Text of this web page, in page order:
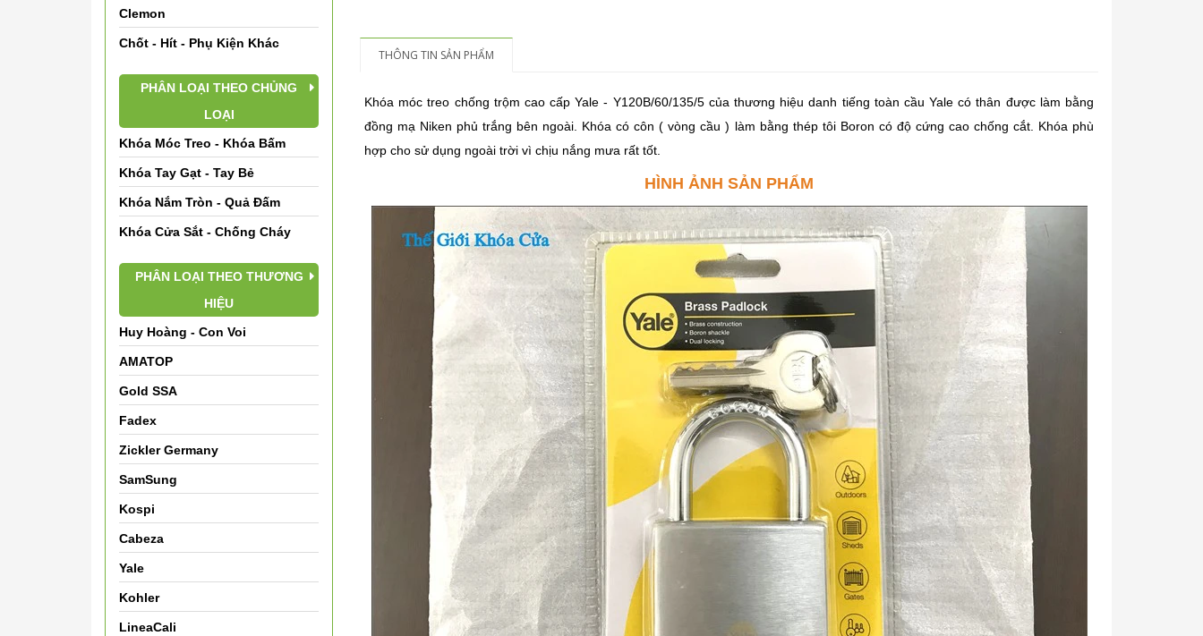
THÔNG TIN SẢN PHẨM
Khóa móc treo chống trộm cao cấp Yale - Y120B/60/135/5 của thương hiệu danh tiếng toàn cầu Yale có thân được làm bằng
đồng mạ Niken phủ trắng bên ngoài. Khóa có côn ( vòng cầu ) làm bằng thép tôi Boron có độ cứng cao chống cắt. Khóa phù
hợp cho sử dụng ngoài trời vì chịu nắng mưa rất tốt.
HÌNH ẢNH SẢN PHẨM
Clemon
Chốt - Hít - Phụ Kiện Khác
PHÂN LOẠI THEO CHỦNG
LOẠI
Khóa Móc Treo - Khóa Bấm
Khóa Tay Gạt - Tay Bẻ
Khóa Nắm Tròn - Quả Đấm
Khóa Cửa Sắt - Chống Cháy
PHÂN LOẠI THEO THƯƠNG
HIỆU
Huy Hoàng - Con Voi
AMATOP
Gold SSA
Fadex
Zickler Germany
SamSung
Kospi
Cabeza
Yale
Kohler
LineaCali